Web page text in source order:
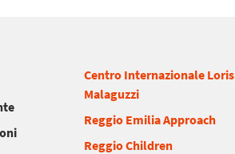
Centro Internazionale Loris
Malaguzzi
Reggio Emilia Approach
Reggio Children